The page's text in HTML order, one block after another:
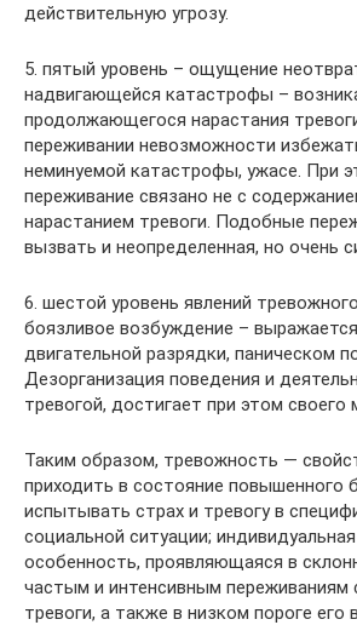
действительную угрозу.
5. пятый уровень – ощущение
надвигающейся катастрофы –
продолжающегося нарастания
переживании невозможности
неминуемой катастрофы, ужасе. При
переживание связано не с
нарастанием тревоги. Подобные
вызвать и неопределенная, но очень
6. шестой уровень явлений
боязливое возбуждение –
двигательной разрядки, паническом
Дезорганизация поведения и
тревогой, достигает при этом своего
Таким образом, тревожность —
приходить в состояние повышенного
испытывать страх и тревогу в
социальной ситуации;
особенность, проявляющаяся в
частым и интенсивным переживаниям
тревоги, а также в низком пороге его